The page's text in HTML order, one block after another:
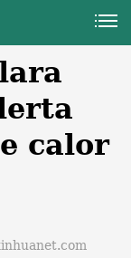
calor